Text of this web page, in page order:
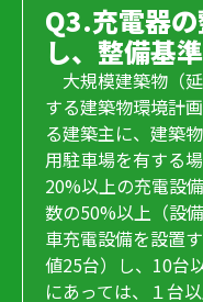
Q3.充電器
し、整備基
大規模建築物（
する建築物環境計
る建築主に、建築
用駐車場を有する
20%以上の充電設
数の50%以上（設
車充電設備を設置
値25台）し、10台
にあっては、１台